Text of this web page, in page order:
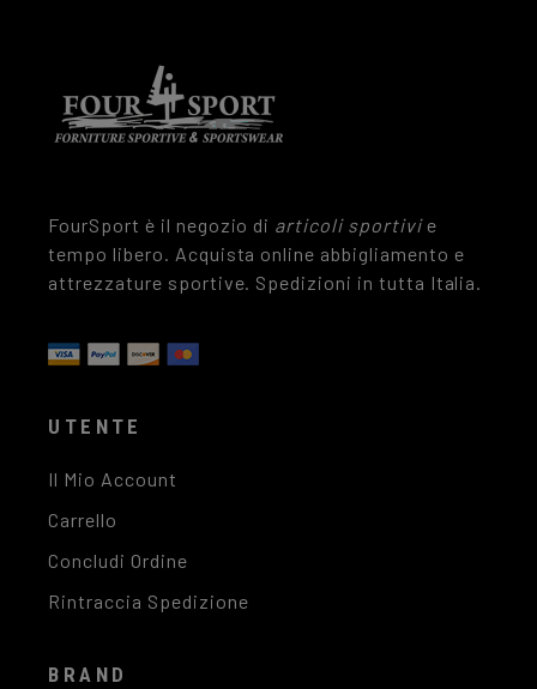
FourSport è il negozio di articoli sportivie
tempo libero. Acquista online abbigliamento e
attrezzature sportive. Spedizioni in tutta Italia.
UTENTE
Il Mio Account
Carrello
Concludi Ordine
Rintraccia Spedizione
BRAND